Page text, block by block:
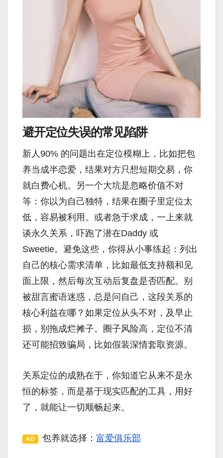
避开定位失误的常见陷阱
新人90% 的问题出在定位模糊上，比如把包
养当成半恋爱，结果对方只想短期交易，你
就白费心机。另一个大坑是忽略价值不对
等：你以为自己独特，结果在圈子里定位太
低，容易被利用。或者急于求成，一上来就
谈永久关系，吓跑了潜在Daddy 或
Sweetie。避免这些，你得从小事练起：列出
自己的核心需求清单，比如最低支持额和见
面上限，然后每次互动后复盘是否匹配。别
被甜言蜜语迷惑，总是问自己，这段关系的
核心利益在哪？如果定位从头不对，及早止
损，别拖成烂摊子。圈子风险高，定位不清
还可能招致骗局，比如假装深情套取资源。
关系定位的成熟在于，你知道它从来不是永
恒的标签，而是基于现实匹配的工具，用好
了，就能让一切顺畅起来。
AD 包养就选择： 富爱俱乐部